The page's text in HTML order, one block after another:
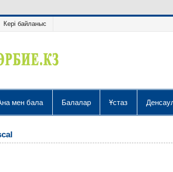
Кері байланыс
мен бала Балалар Ұстаз